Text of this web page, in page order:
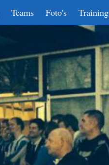
Teams Foto's Training